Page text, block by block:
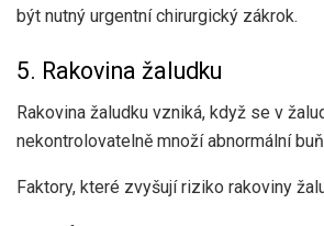
být nutný urgentní chirurgický zákrok.
5. Rakovina žaludku
Rakovina žaludku vzniká, když se v
nekontrolovatelně množí abnormální
Faktory, které zvyšují riziko rakoviny